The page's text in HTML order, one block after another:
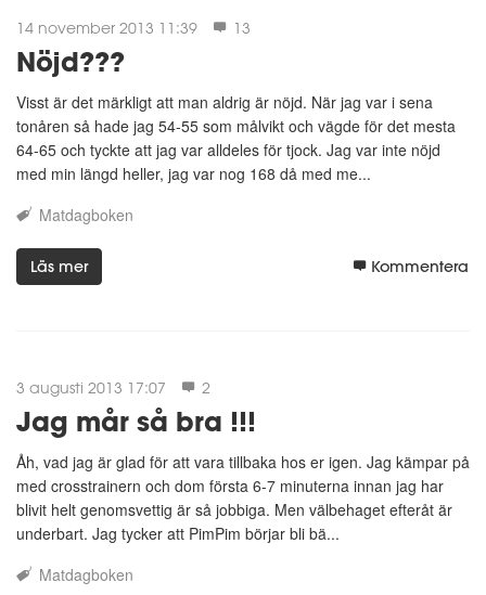
14 november 2013 11:39 13
Nöjd???
Visst är det märkligt att man aldrig är nöjd. När jag var i sena
tonåren så hade jag 54-55 som målvikt och vägde för det mesta
64-65 och tyckte att jag var alldeles för tjock. Jag var inte nöjd
med min längd heller, jag var nog 168 då med me...
Matdagboken
Läs mer Kommentera
3 augusti 2013 17:07 2
Jag mår så bra !!!
Åh, vad jag är glad för att vara tillbaka hos er igen. Jag kämpar på
med crosstrainern och dom första 6-7 minuterna innan jag har
blivit helt genomsvettig är så jobbiga. Men välbehaget efteråt är
underbart. Jag tycker att PimPim börjar bli bä...
Matdagboken